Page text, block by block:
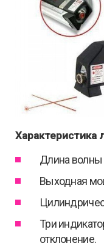
Характеристика
Длина волны
Выходная
Три
отклонение.